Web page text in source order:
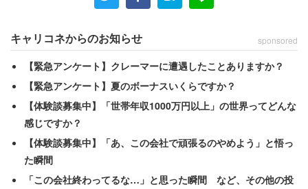
婚活、してますか？
キャリコネからのお知らせ sponsored
【緊急アンケート】クレーマーに遭遇したことありますか？
【緊急アンケート】夏のボーナスいくらですか？
【体験談募集中】「世帯年収1000万円以上」の世界ってどんな
感じですか？
【体験談募集中】「あ、この会社で頑張るのやめよう」と悟っ
た瞬間
「この会社終わってるな…」と思った瞬間 など、その他の投